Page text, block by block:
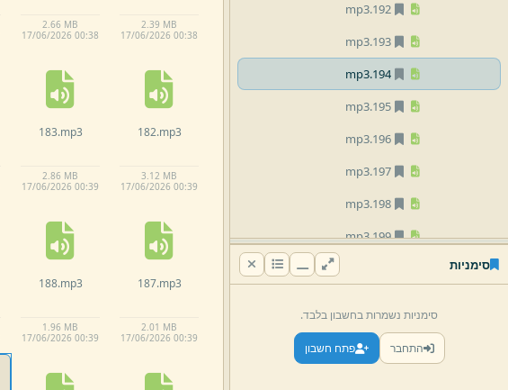
192.
mp3
193.
mp3
194.
mp3
195.
mp3
196.
mp3
197.
mp3
198.
mp3
199.
mp3
202.
mp3
203.
mp3
סימניות
סימניות נשמרות בחשבון בלבד.
התחבר פתח חשבון
2.39 MB
17/06/2026 00:38
2.66 MB
17/06/2026 00:38
182.mp3
3.12 MB
17/06/2026 00:39
183.mp3
2.86 MB
17/06/2026 00:39
187.mp3
2.01 MB
17/06/2026 00:39
188.mp3
1.96 MB
17/06/2026 00:39